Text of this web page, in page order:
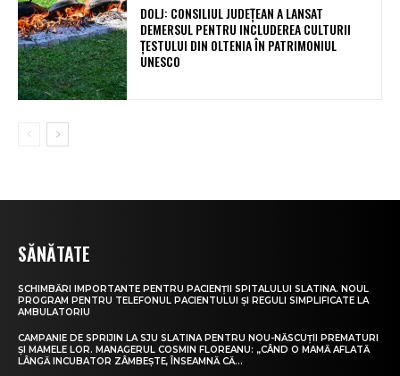
DOLJ: CONSILIUL JUDEȚEAN A LANSAT
DEMERSUL PENTRU INCLUDEREA CULTURII
ȚESTULUI DIN OLTENIA ÎN PATRIMONIUL
UNESCO
SĂNĂTATE
SCHIMBĂRI IMPORTANTE PENTRU PACIENȚII SPITALULUI SLATINA. NOUL
PROGRAM PENTRU TELEFONUL PACIENTULUI ȘI REGULI SIMPLIFICATE LA
AMBULATORIU
CAMPANIE DE SPRIJIN LA SJU SLATINA PENTRU NOU-NĂSCUȚII PREMATURI
ȘI MAMELE LOR. MANAGERUL COSMIN FLOREANU: „CÂND O MAMĂ AFLATĂ
LÂNGĂ INCUBATOR ZÂMBEȘTE, ÎNSEAMNĂ CĂ...